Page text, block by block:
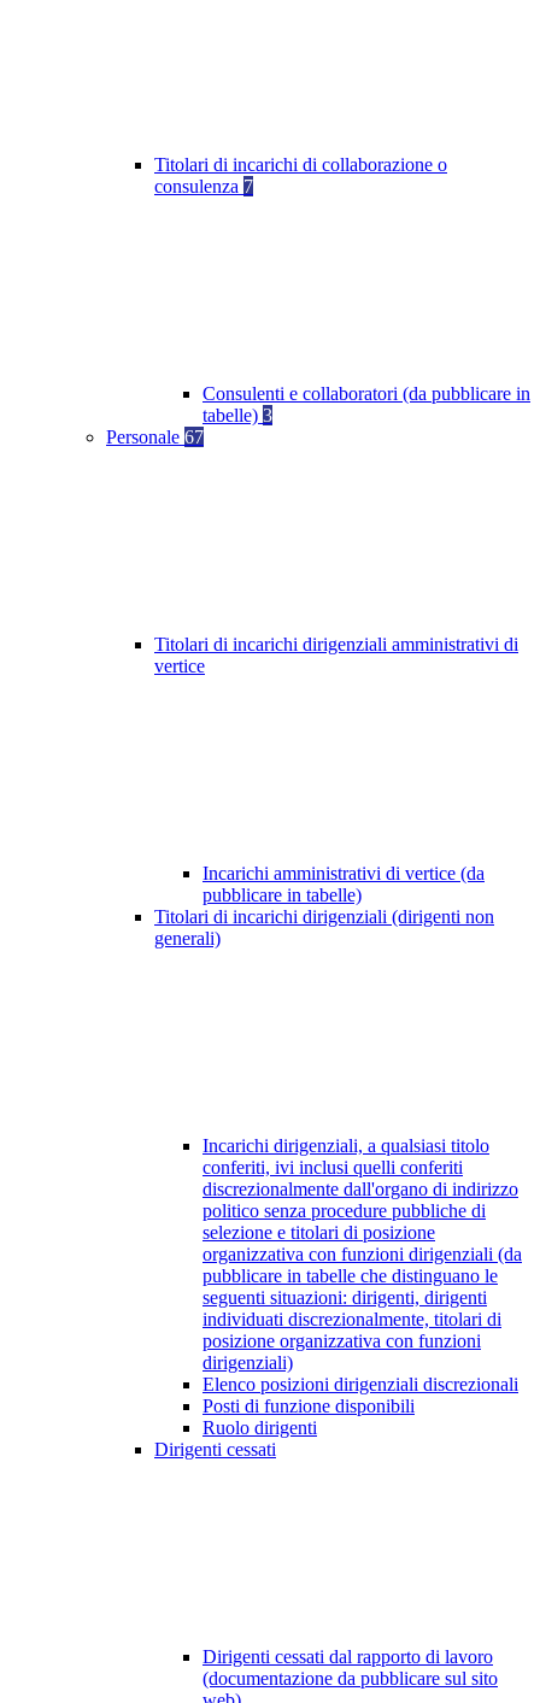
Titolari di incarichi di collaborazione o
consulenza 7
Consulenti e collaboratori (da pubblicare in
tabelle) 3
Personale 67
Titolari di incarichi dirigenziali amministrativi di
vertice
Incarichi amministrativi di vertice (da
pubblicare in tabelle)
Titolari di incarichi dirigenziali (dirigenti non
generali)
Incarichi dirigenziali, a qualsiasi titolo
conferiti, ivi inclusi quelli conferiti
discrezionalmente dall'organo di indirizzo
politico senza procedure pubbliche di
selezione e titolari di posizione
organizzativa con funzioni dirigenziali (da
pubblicare in tabelle che distinguano le
seguenti situazioni: dirigenti, dirigenti
individuati discrezionalmente, titolari di
posizione organizzativa con funzioni
dirigenziali)
Elenco posizioni dirigenziali discrezionali
Posti di funzione disponibili
Ruolo dirigenti
Dirigenti cessati
Dirigenti cessati dal rapporto di lavoro
(documentazione da pubblicare sul sito